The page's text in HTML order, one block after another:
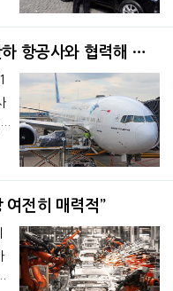
항공사와 협력해 화
여전히 매력적”